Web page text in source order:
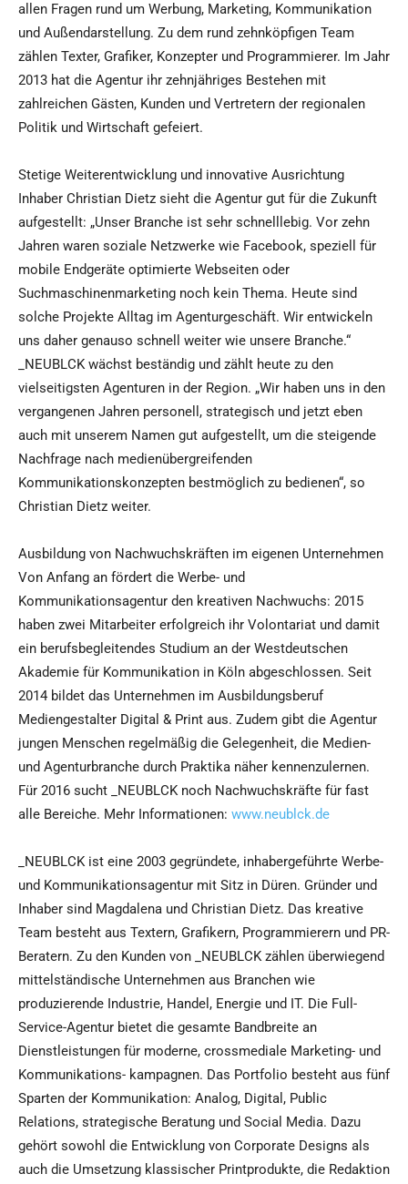
allen Fragen rund um Werbung, Marketing, Kommunikation
und Außendarstellung. Zu dem rund zehnköpfigen Team
zählen Texter, Grafiker, Konzepter und Programmierer. Im Jahr
2013 hat die Agentur ihr zehnjähriges Bestehen mit
zahlreichen Gästen, Kunden und Vertretern der regionalen
Politik und Wirtschaft gefeiert.
Stetige Weiterentwicklung und innovative Ausrichtung
Inhaber Christian Dietz sieht die Agentur gut für die Zukunft
aufgestellt: „Unser Branche ist sehr schnelllebig. Vor zehn
Jahren waren soziale Netzwerke wie Facebook, speziell für
mobile Endgeräte optimierte Webseiten oder
Suchmaschinenmarketing noch kein Thema. Heute sind
solche Projekte Alltag im Agenturgeschäft. Wir entwickeln
uns daher genauso schnell weiter wie unsere Branche.“
_NEUBLCK wächst beständig und zählt heute zu den
vielseitigsten Agenturen in der Region. „Wir haben uns in den
vergangenen Jahren personell, strategisch und jetzt eben
auch mit unserem Namen gut aufgestellt, um die steigende
Nachfrage nach medienübergreifenden
Kommunikationskonzepten bestmöglich zu bedienen“, so
Christian Dietz weiter.
Ausbildung von Nachwuchskräften im eigenen Unternehmen
Von Anfang an fördert die Werbe- und
Kommunikationsagentur den kreativen Nachwuchs: 2015
haben zwei Mitarbeiter erfolgreich ihr Volontariat und damit
ein berufsbegleitendes Studium an der Westdeutschen
Akademie für Kommunikation in Köln abgeschlossen. Seit
2014 bildet das Unternehmen im Ausbildungsberuf
Mediengestalter Digital & Print aus. Zudem gibt die Agentur
jungen Menschen regelmäßig die Gelegenheit, die Medien-
und Agenturbranche durch Praktika näher kennenzulernen.
Für 2016 sucht _NEUBLCK noch Nachwuchskräfte für fast
alle Bereiche. Mehr Informationen: www.neublck.de
_NEUBLCK ist eine 2003 gegründete, inhabergeführte Werbe-
und Kommunikationsagentur mit Sitz in Düren. Gründer und
Inhaber sind Magdalena und Christian Dietz. Das kreative
Team besteht aus Textern, Grafikern, Programmierern und PR-
Beratern. Zu den Kunden von _NEUBLCK zählen überwiegend
mittelständische Unternehmen aus Branchen wie
produzierende Industrie, Handel, Energie und IT. Die Full-
Service-Agentur bietet die gesamte Bandbreite an
Dienstleistungen für moderne, crossmediale Marketing- und
Kommunikations- kampagnen. Das Portfolio besteht aus fünf
Sparten der Kommunikation: Analog, Digital, Public
Relations, strategische Beratung und Social Media. Dazu
gehört sowohl die Entwicklung von Corporate Designs als
auch die Umsetzung klassischer Printprodukte, die Redaktion